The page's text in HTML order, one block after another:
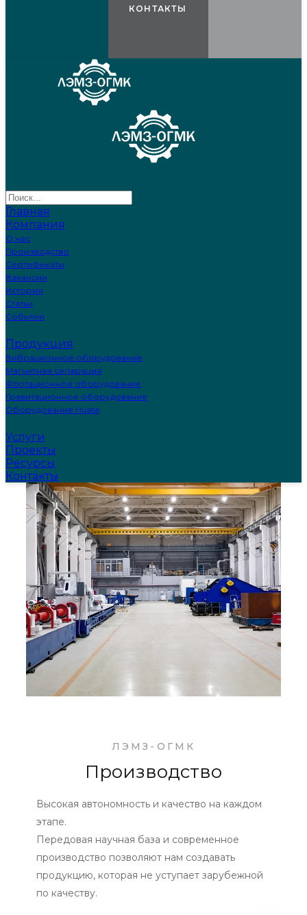
КОНТАКТЫ
Главная
Компания
О нас
Производство
Сертификаты
Вакансии
История
Статьи
События
Продукция
Вибрационное оборудование
Магнитная сепарация
Флотационное оборудование
Гравитационное оборудование
Оборудование Huate
Услуги
Проекты
Ресурсы
Контакты
ЛЭМЗ-ОГМК
Производство
Высокая автономность и качество на каждом
этапе.
Передовая научная база и современное
производство позволяют нам создавать
продукцию, которая не уступает зарубежной
по качеству.